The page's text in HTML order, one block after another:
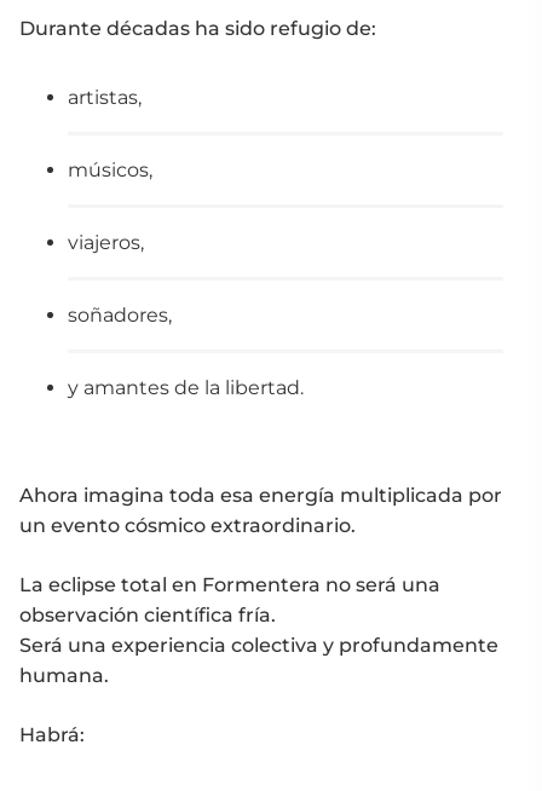
Durante décadas ha sido refugio de:
artistas,
músicos,
viajeros,
soñadores,
y amantes de la libertad.
Ahora imagina toda esa energía multiplicada por
un evento cósmico extraordinario.
La eclipse total en Formentera no será una
observación científica fría.
Será una experiencia colectiva y profundamente
humana.
Habrá: